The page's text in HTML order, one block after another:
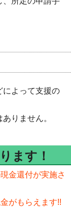
によって支援の
りません。
ます！
金還付が実施さ
がもらえます!!